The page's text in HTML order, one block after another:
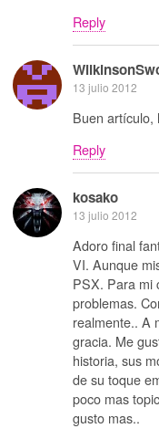
Reply
13 julio 2012
Buen artículo,
Reply
kosako
13 julio 2012
Adoro final
VI. Aunque
PSX. Para mi
problemas.
realmente.. A
gracia. Me
historia, sus
de su toque
poco mas
gusto mas..